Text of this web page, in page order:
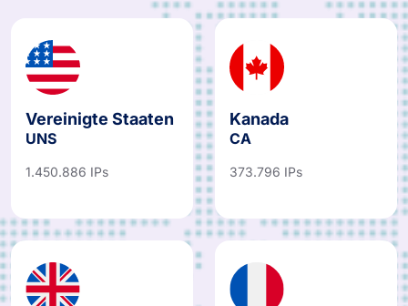
Erfolgsrate
Knoten
Vereinigte Staaten
UNS
Kanada
CA